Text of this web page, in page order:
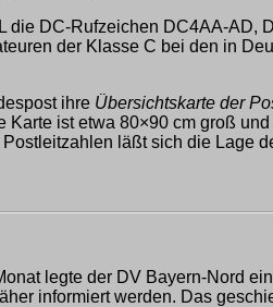
DC-Rufzeichen DC4AA-
der Klasse C bei den in
ihre Übersichtskarte der
ist etwa 80×90 cm groß
läßt sich die Lage
legte der DV Bayern-Nord
informiert werden. Das